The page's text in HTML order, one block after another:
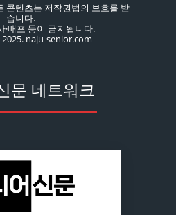
콘텐츠는 저작권법의 보호를 받
습니다.
·배포 등이 금지됩니다.
naju-senior.com
문 네트워크